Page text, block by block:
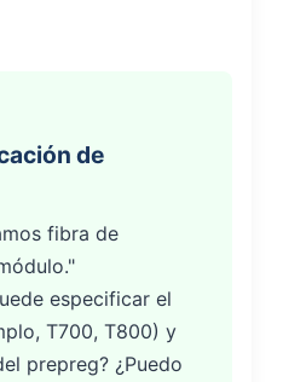
de
fibra de
especificar el
T700, T800) y
prepreg? ¿Puedo